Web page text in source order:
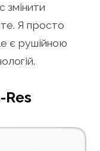
змінити
Я просто
є рушійною
Res